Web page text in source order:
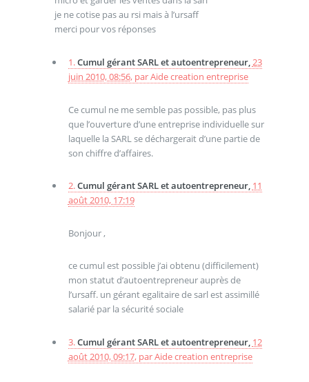
je ne cotise pas au rsi mais à l’ursaff
merci pour vos réponses
1.Cumul gérant SARL et autoentrepreneur,23
juin 2010, 08:56, parAide creation entreprise
Ce cumul ne me semble pas possible, pas plus
que l’ouverture d’une entreprise individuelle sur
laquelle la SARL se déchargerait d’une partie de
son chiffre d’affaires.
2.Cumul gérant SARL et autoentrepreneur, 11
août 2010, 17:19
Bonjour ,
ce cumul est possible j’ai obtenu (difficilement)
mon statut d’autoentrepreneur auprès de
l’ursaff. un gérant egalitaire de sarl est assimillé
salarié par la sécurité sociale
3.Cumul gérant SARL et autoentrepreneur, 12
août 2010, 09:17, parAide creation entreprise